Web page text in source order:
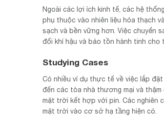
Ngoài các lợi ích kinh tế, các hệ
phụ thuộc vào nhiên liệu hóa thạch
sạch và bền vững hơn. Việc chuyển
đổi khí hậu và bảo tồn hành tinh cho
Studying Cases
Có nhiều ví dụ thực tế về việc lắp
đến các tòa nhà thương mại và
mặt trời kết hợp với pin. Các nghiên
mặt trời vào cơ sở hạ tầng hiện có.